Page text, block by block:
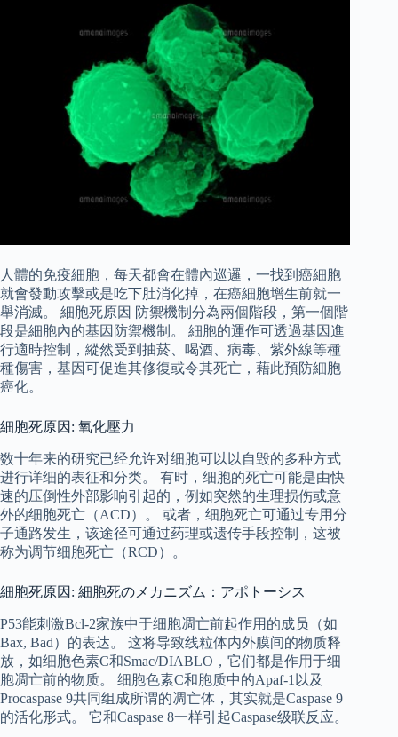
人體的免疫細胞，每天都會在體內巡邏，一找到癌細胞
就會發動攻擊或是吃下肚消化掉，在癌細胞增生前就一
舉消滅。 細胞死原因 防禦機制分為兩個階段，第一個階
段是細胞內的基因防禦機制。 細胞的運作可透過基因進
行適時控制，縱然受到抽菸、喝酒、病毒、紫外線等種
種傷害，基因可促進其修復或令其死亡，藉此預防細胞
癌化。
細胞死原因: 氧化壓力
数十年来的研究已经允许对细胞可以以自毁的多种方式
进行详细的表征和分类。 有时，细胞的死亡可能是由快
速的压倒性外部影响引起的，例如突然的生理损伤或意
外的细胞死亡（ACD）。 或者，细胞死亡可通过专用分
子通路发生，该途径可通过药理或遗传手段控制，这被
称为调节细胞死亡（RCD）。
細胞死原因: 細胞死のメカニズム：アポトーシス
P53能刺激Bcl-2家族中于细胞凋亡前起作用的成员（如
Bax, Bad）的表达。 这将导致线粒体内外膜间的物质释
放，如细胞色素C和Smac/DIABLO，它们都是作用于细
胞凋亡前的物质。 细胞色素C和胞质中的Apaf-1以及
Procaspase 9共同组成所谓的凋亡体，其实就是Caspase 9
的活化形式。 它和Caspase 8一样引起Caspase级联反应。